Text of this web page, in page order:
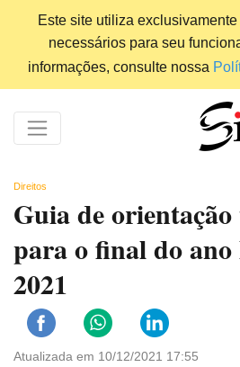
Este site utiliza
necessários para seu
informações, consulte nossa
Direitos
Guia de
para o final do ano
2021
Atualizada em 10/12/2021 17:55